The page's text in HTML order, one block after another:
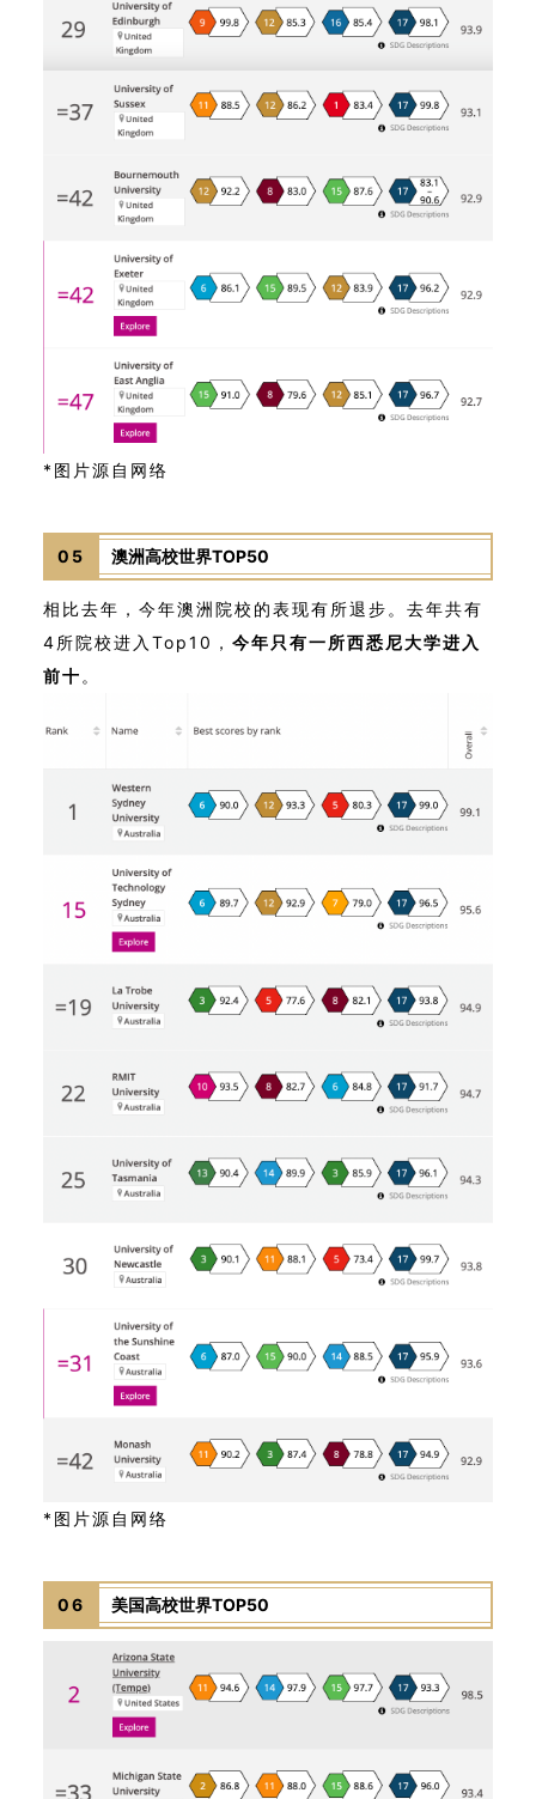
*图片源自网络
05 澳洲高校世界TOP50
相比去年，今年澳洲院校的表现有所退步。 去年共有
4所院校进入Top10， 今年只有一所西悉尼大学进入
前十 。
*图片源自网络
06 美国高校世界TOP50